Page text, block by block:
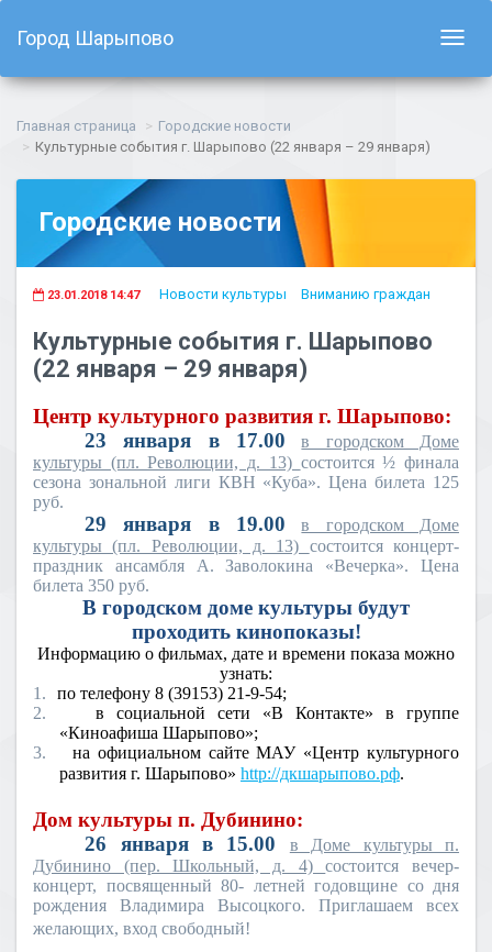
Город Шарыпово
Главная страница
Городские новости
Культурные события г. Шарыпово (22 января – 29 января)
Городские новости
23.01.2018 14:47 Новости культуры Вниманию граждан
Культурные события г. Шарыпово
(22 января – 29 января)
Центр культурного развития г. Шарыпово:
23 января в 17.00
в городском Доме
культуры (пл. Революции, д. 13) состоится ½ финала
сезона зональной лиги КВН «Куба». Цена билета 125
руб.
29 января в 19.00
в городском Доме
культуры (пл. Революции, д. 13) состоится концерт-
праздник ансамбля А. Заволокина «Вечерка». Цена
билета 350 руб.
В городском доме культуры будут
проходить кинопоказы!
Информацию о фильмах, дате и времени показа можно
узнать:
1.
по телефону 8 (39153) 21-9-54;
2.
в социальной сети «В Контакте» в группе
«Киноафиша Шарыпово»;
3.
на официальном сайте МАУ «Центр культурного
развития г. Шарыпово» http://дкшарыпово.рф.
Дом культуры п. Дубинино:
26 января в 15.00
в Доме культуры п.
Дубинино (пер. Школьный, д. 4)состоится вечер-
концерт, посвященный 80- летней годовщине со дня
рождения Владимира Высоцкого. Приглашаем всех
желающих, вход свободный!